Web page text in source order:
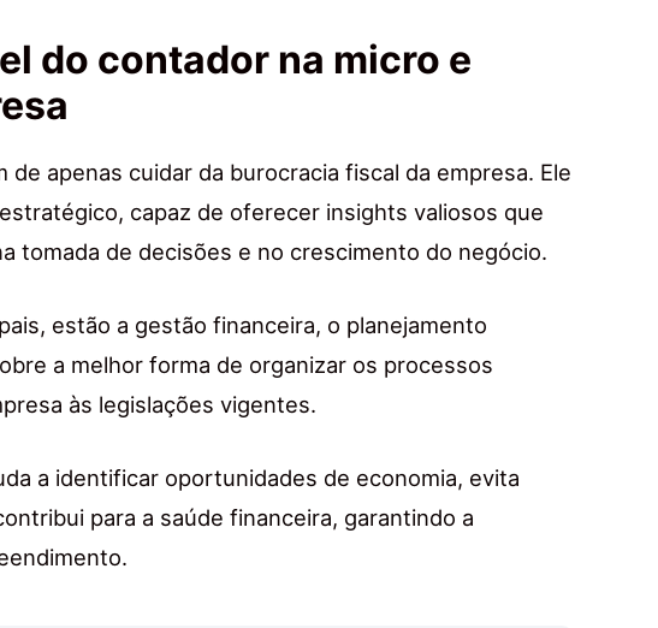
do contador na micro e
de apenas cuidar da burocracia fiscal da empresa. Ele
capaz de oferecer insights valiosos que
tomada de decisões e no crescimento do negócio.
estão a gestão financeira, o planejamento
a melhor forma de organizar os processos
às legislações vigentes.
a identificar oportunidades de economia, evita
para a saúde financeira, garantindo a